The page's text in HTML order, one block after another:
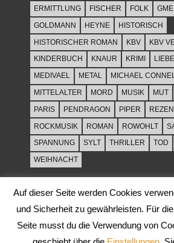
ERMITTLUNG
FISCHER FOLK
GOLDMANN
HEYNE
HISTORISCH
HISTORISCHER ROMAN
KBV
KBV
KINDERBUCH
KNAUR KRIMI LIEBE
MEDIVAEL
METAL
MICHAEL
MITTELALTER
MORD MUSIK MUT
PARIS
PENDRAGON PIPER
ROCKMUSIK
ROMAN ROWOHLT
SPANNUNG
SYLT THRILLER TOD
WEIHNACHT
Auf dieser Seite werden Cookies
und Sicherheit zu gewährleisten. Für
Seite musst du die Verwendung von